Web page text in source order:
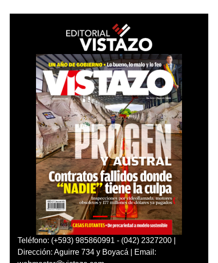
Teléfono: (+593) 985860991 - (042) 2327200 |
Dirección: Aguirre 734 y Boyacá | Email: